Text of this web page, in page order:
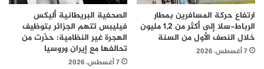
ارتفاع حركة المسافرين بمطار
الرباط-سلا إلى أكثر من 1,2 مليون
خلال النصف الأول من السنة
7 أغسطس، 2026
الصحفية البريطانية أليكس
فيليبس تتهم الجزائر بتوظيف
الهجرة غير النظامية: حذّرت من
تحالفها مع إيران وروسيا
7 أغسطس، 2026